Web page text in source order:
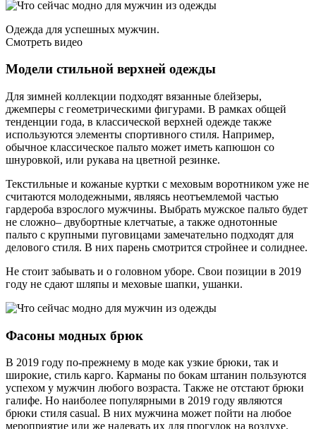
Одежда для успешных мужчин.
Смотреть видео
Модели стильной верхней одежды
Для зимней коллекции подходят вязанные блейзеры,
джемперы с геометрическими фигурами. В рамках общей
тенденции года, в классической верхней одежде также
используются элементы спортивного стиля. Например,
обычное классическое пальто может иметь капюшон со
шнуровкой, или рукава на цветной резинке.
Текстильные и кожаные куртки с меховым воротником уже не
считаются ­молодежными, являясь неотъемлемой частью
гардероба взрослого мужчины. Выбрать мужское пальто будет
не сложно­– двубортные клетчатые, а также однотонные
пальто с крупными пуговицами замечательно подходят для
делового стиля. В них парень смотрится стройнее и солиднее.
Не стоит забывать и о головном уборе. Свои позиции в 2019
году не сдают шляпы и меховые шапки, ушанки.
Фасоны модных брюк­
В 2019 году по-прежнему в моде как узкие брюки, так и
широкие, стиль карго. Карманы по бокам штанин пользуются
успехом у мужчин любого возраста. Также не отстают брюки
галифе. Но наиболее популярными в 2019 году являются
брюки стиля casual. В них мужчина может пойти на любое
мероприятие или же надевать их для прогулок на воздухе.